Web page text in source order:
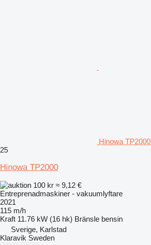
Hinowa
25
Hinowa TP2000
100 kr ≈ 9,12 €
Entreprenadmaskiner - vakuumlyftare
2021
115 m/h
Kraft 11.76 kW (16 hk) Bränsle bensin
Sverige, Karlstad
Klaravik Sweden